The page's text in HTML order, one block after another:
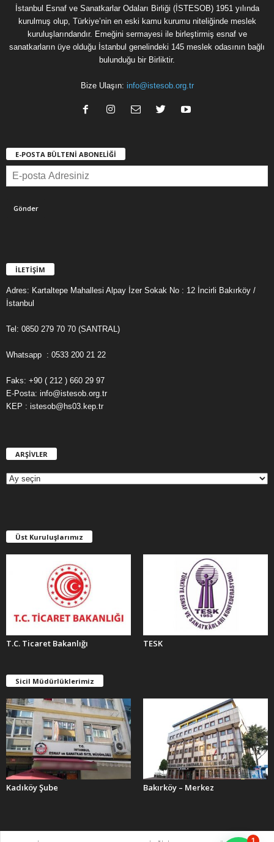
İstanbul Esnaf ve Sanatkarlar Odaları Birliği (İSTESOB) 1951 yılında
kurulmuş olup, Türkiye’nin en eski kamu kurumu niteliğinde meslek
kuruluşlarındandır. Emeğini sermayesi ile birleştirmiş esnaf ve
sanatkarların üye olduğu İstanbul genelindeki 145 meslek odasının bağlı
bulunduğu bir Birliktir.
Bize Ulaşın: info@istesob.org.tr
E-POSTA BÜLTENİ ABONELİĞİ
İLETİŞİM
Adres: Kartaltepe Mahallesi Alpay İzer Sokak No : 12 İncirli Bakırköy /
İstanbul
Tel: 0850 279 70 70 (SANTRAL)
Whatsapp : 0533 200 21 22
Faks: +90 ( 212 ) 660 29 97
E-Posta: info@istesob.org.tr
KEP : istesob@hs03.kep.tr
ARŞİVLER
E
R
Üst Kuruluşlarımız
T.C. Ticaret Bakanlığı TESK
Sicil Müdürlüklerimiz
Kadıköy Şube Bakırköy – Merkez